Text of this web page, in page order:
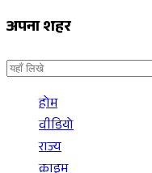
अपना शहर
होम
वीडियो
राज्य